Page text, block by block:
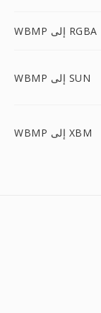
WBMP إلى RGBA
WBMP إلى SUN
WBMP إلى XBM